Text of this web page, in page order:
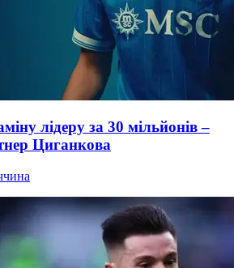
лідеру за 30 мільйонів –
Циганкова